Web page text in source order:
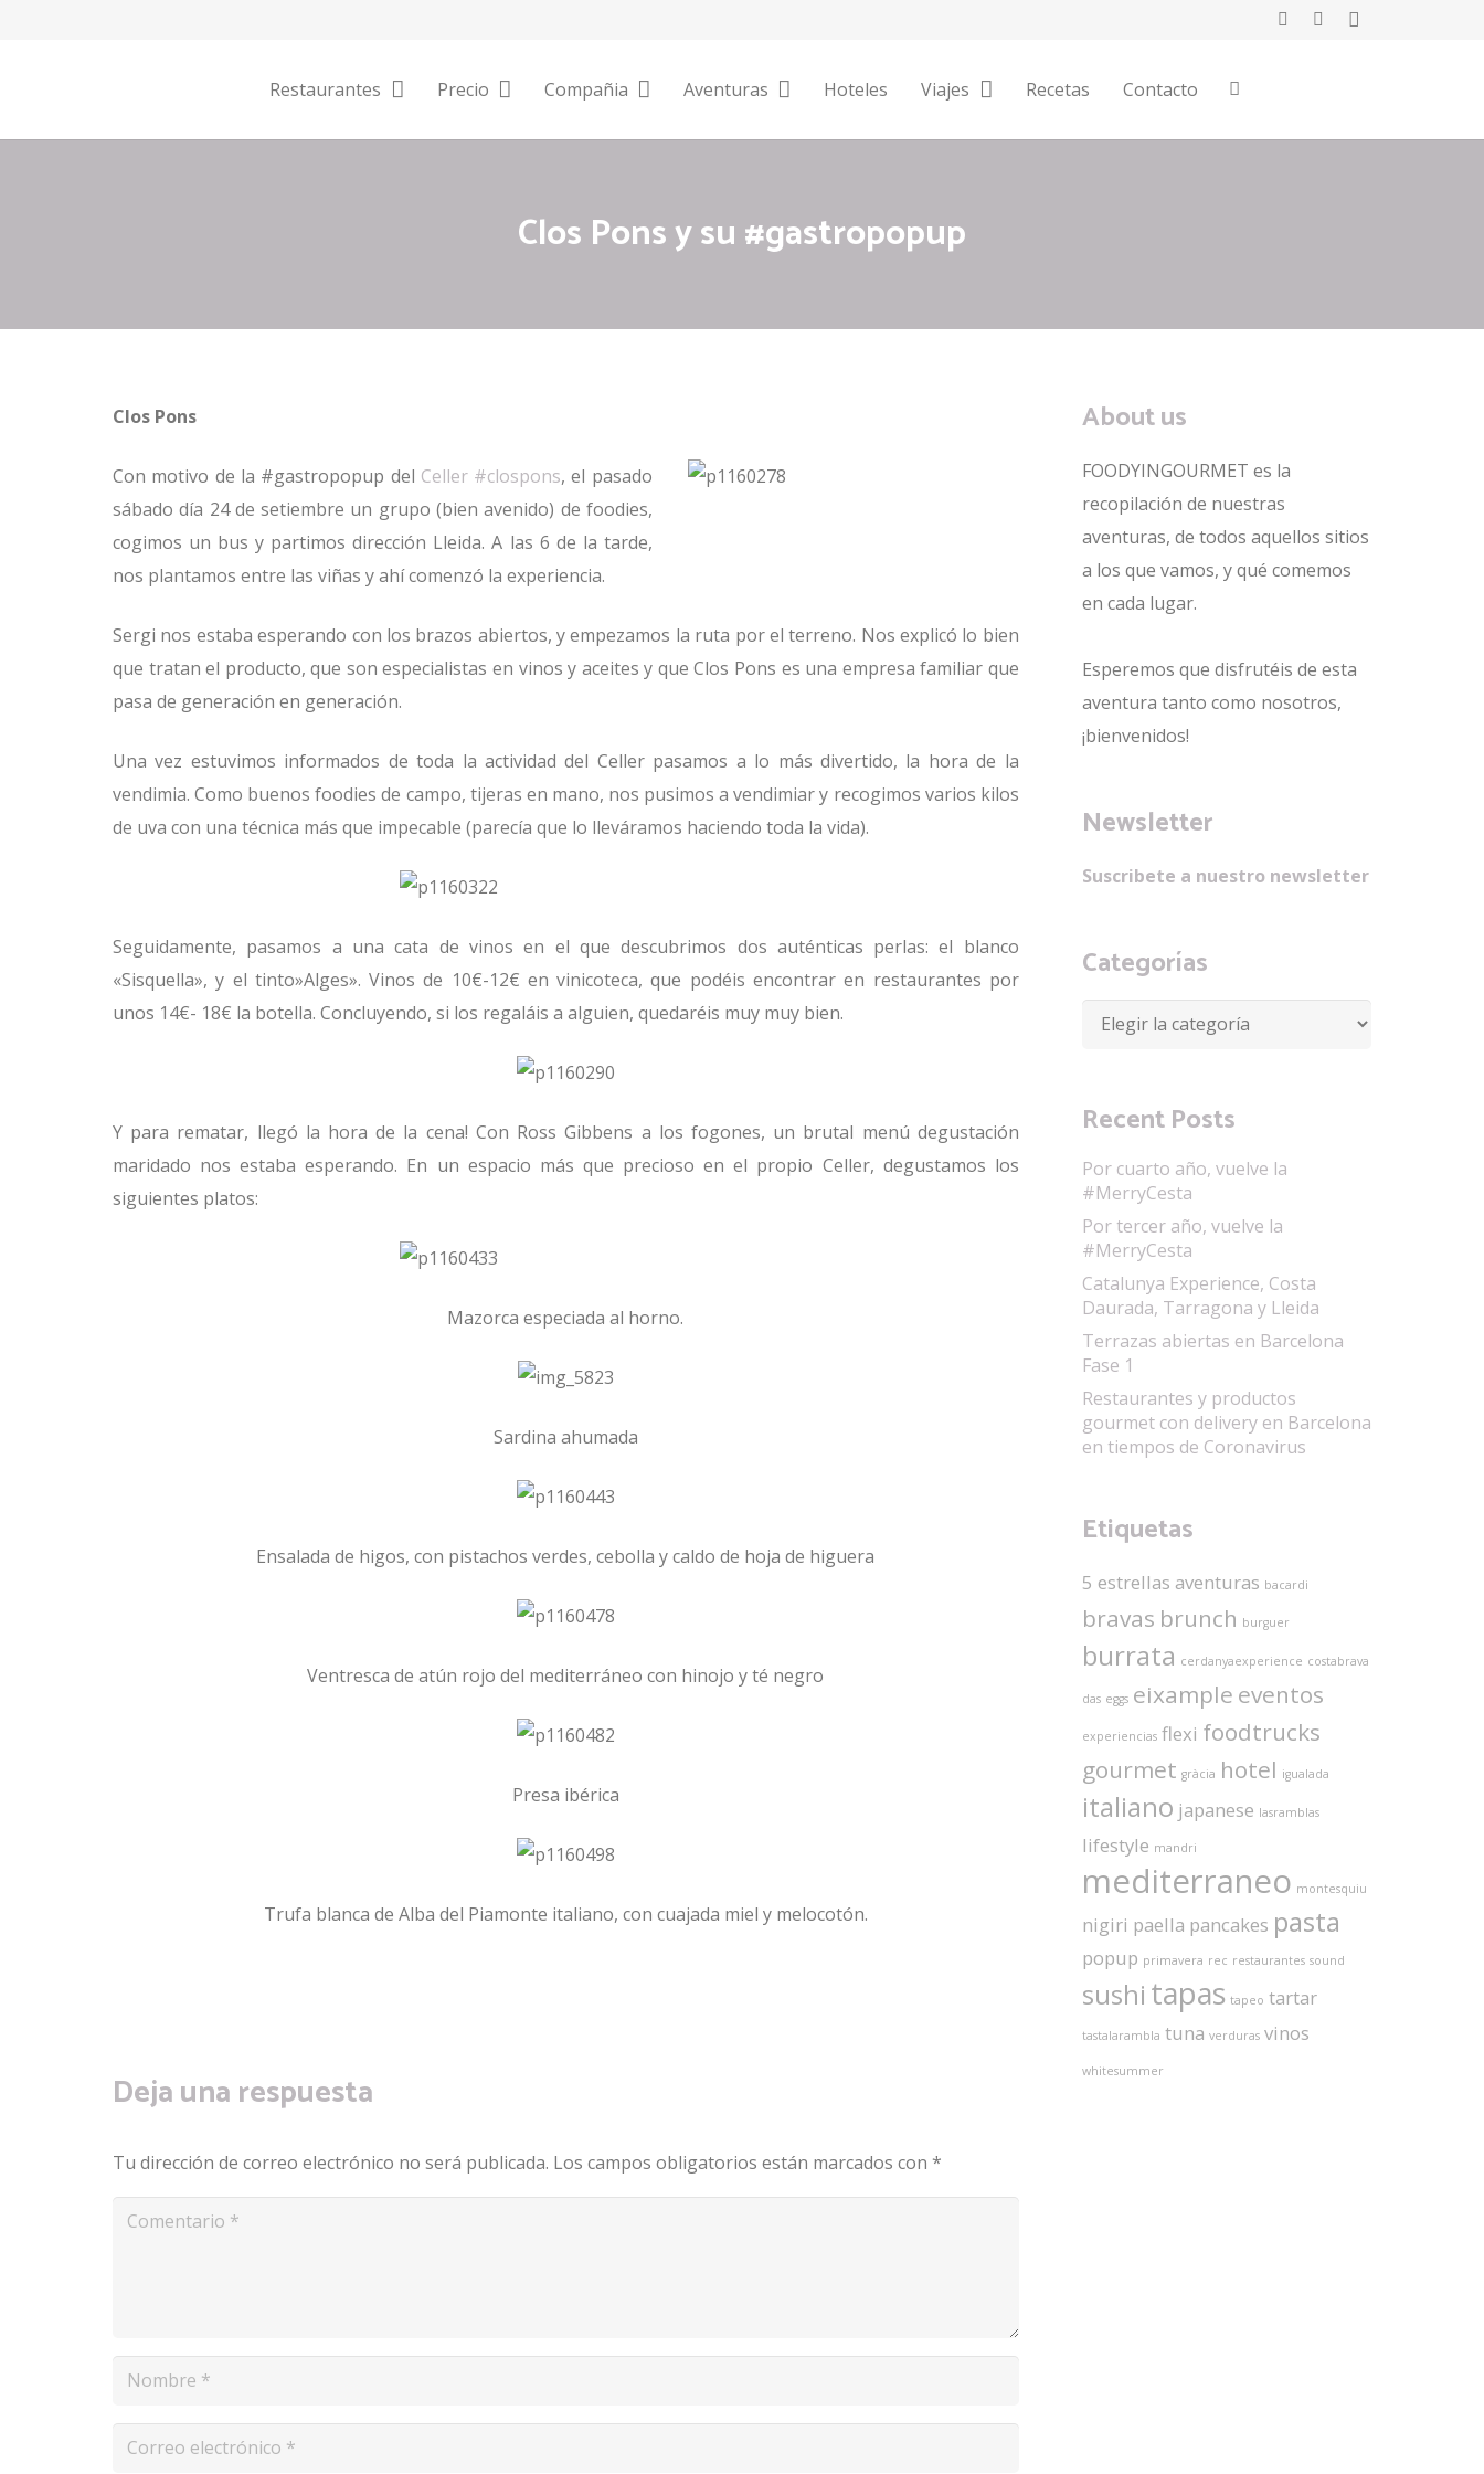
Restaurantes Precio Compañia Aventuras Hoteles Viajes Recetas Contacto
Clos Pons y su #gastropopup
Clos Pons
Con motivo de la #gastropopup del Celler #clospons, el pasado
sábado día 24 de setiembre un grupo (bien avenido) de foodies,
cogimos un bus y partimos dirección Lleida. A las 6 de la tarde,
nos plantamos entre las viñas y ahí comenzó la experiencia.
Sergi nos estaba esperando con los brazos abiertos, y empezamos la ruta por el terreno. Nos explicó lo bien
que tratan el producto, que son especialistas en vinos y aceites y que Clos Pons es una empresa familiar que
pasa de generación en generación.
Una vez estuvimos informados de toda la actividad del Celler pasamos a lo más divertido, la hora de la
vendimia. Como buenos foodies de campo, tijeras en mano, nos pusimos a vendimiar y recogimos varios kilos
de uva con una técnica más que impecable (parecía que lo lleváramos haciendo toda la vida).
Seguidamente, pasamos a una cata de vinos en el que descubrimos dos auténticas perlas: el blanco
«Sisquella», y el tinto»Alges». Vinos de 10€-12€ en vinicoteca, que podéis encontrar en restaurantes por
unos 14€- 18€ la botella. Concluyendo, si los regaláis a alguien, quedaréis muy muy bien.
Y para rematar, llegó la hora de la cena! Con Ross Gibbens a los fogones, un brutal menú degustación
maridado nos estaba esperando. En un espacio más que precioso en el propio Celler, degustamos los
siguientes platos:
Mazorca especiada al horno.
Sardina ahumada
Ensalada de higos, con pistachos verdes, cebolla y caldo de hoja de higuera
Ventresca de atún rojo del mediterráneo con hinojo y té negro
Presa ibérica
Trufa blanca de Alba del Piamonte italiano, con cuajada miel y melocotón.
Deja una respuesta
Tu dirección de correo electrónico no será publicada. Los campos obligatorios están marcados con *
About us
FOODYINGOURMET es la
recopilación de nuestras
aventuras, de todos aquellos sitios
a los que vamos, y qué comemos
en cada lugar.
Esperemos que disfrutéis de esta
aventura tanto como nosotros,
¡bienvenidos!
Newsletter
Suscribete a nuestro newsletter
Categorías
Categorías
Recent Posts
Por cuarto año, vuelve la
#MerryCesta
Por tercer año, vuelve la
#MerryCesta
Catalunya Experience, Costa
Daurada, Tarragona y Lleida
Terrazas abiertas en Barcelona
Fase 1
Restaurantes y productos
gourmet con delivery en Barcelona
en tiempos de Coronavirus
Etiquetas
5 estrellas aventuras bacardi
bravas brunch burguer
burrata cerdanyaexperience costabrava
das eggs eixample eventos
experiencias flexi foodtrucks
gourmet gràcia hotel igualada
italiano japanese lasramblas
lifestyle mandri
mediterraneo montesquiu
nigiri paella pancakes pasta
popup primavera rec restaurantes sound
sushi tapas tapeo tartar
tastalarambla tuna verduras vinos
whitesummer